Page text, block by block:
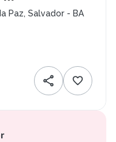
Paz, Salvador - BA